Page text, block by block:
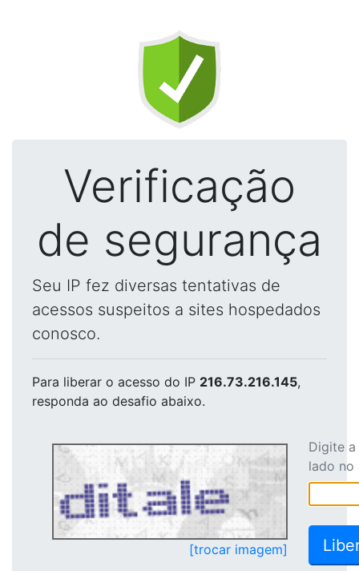
Verificação
de segurança
Seu IP fez diversas tentativas de
acessos suspeitos a sites hospedados
conosco.
Para liberar o acesso do IP 216.73.216.145,
responda ao desafio abaixo.
[trocar imagem]
Digite
lado no